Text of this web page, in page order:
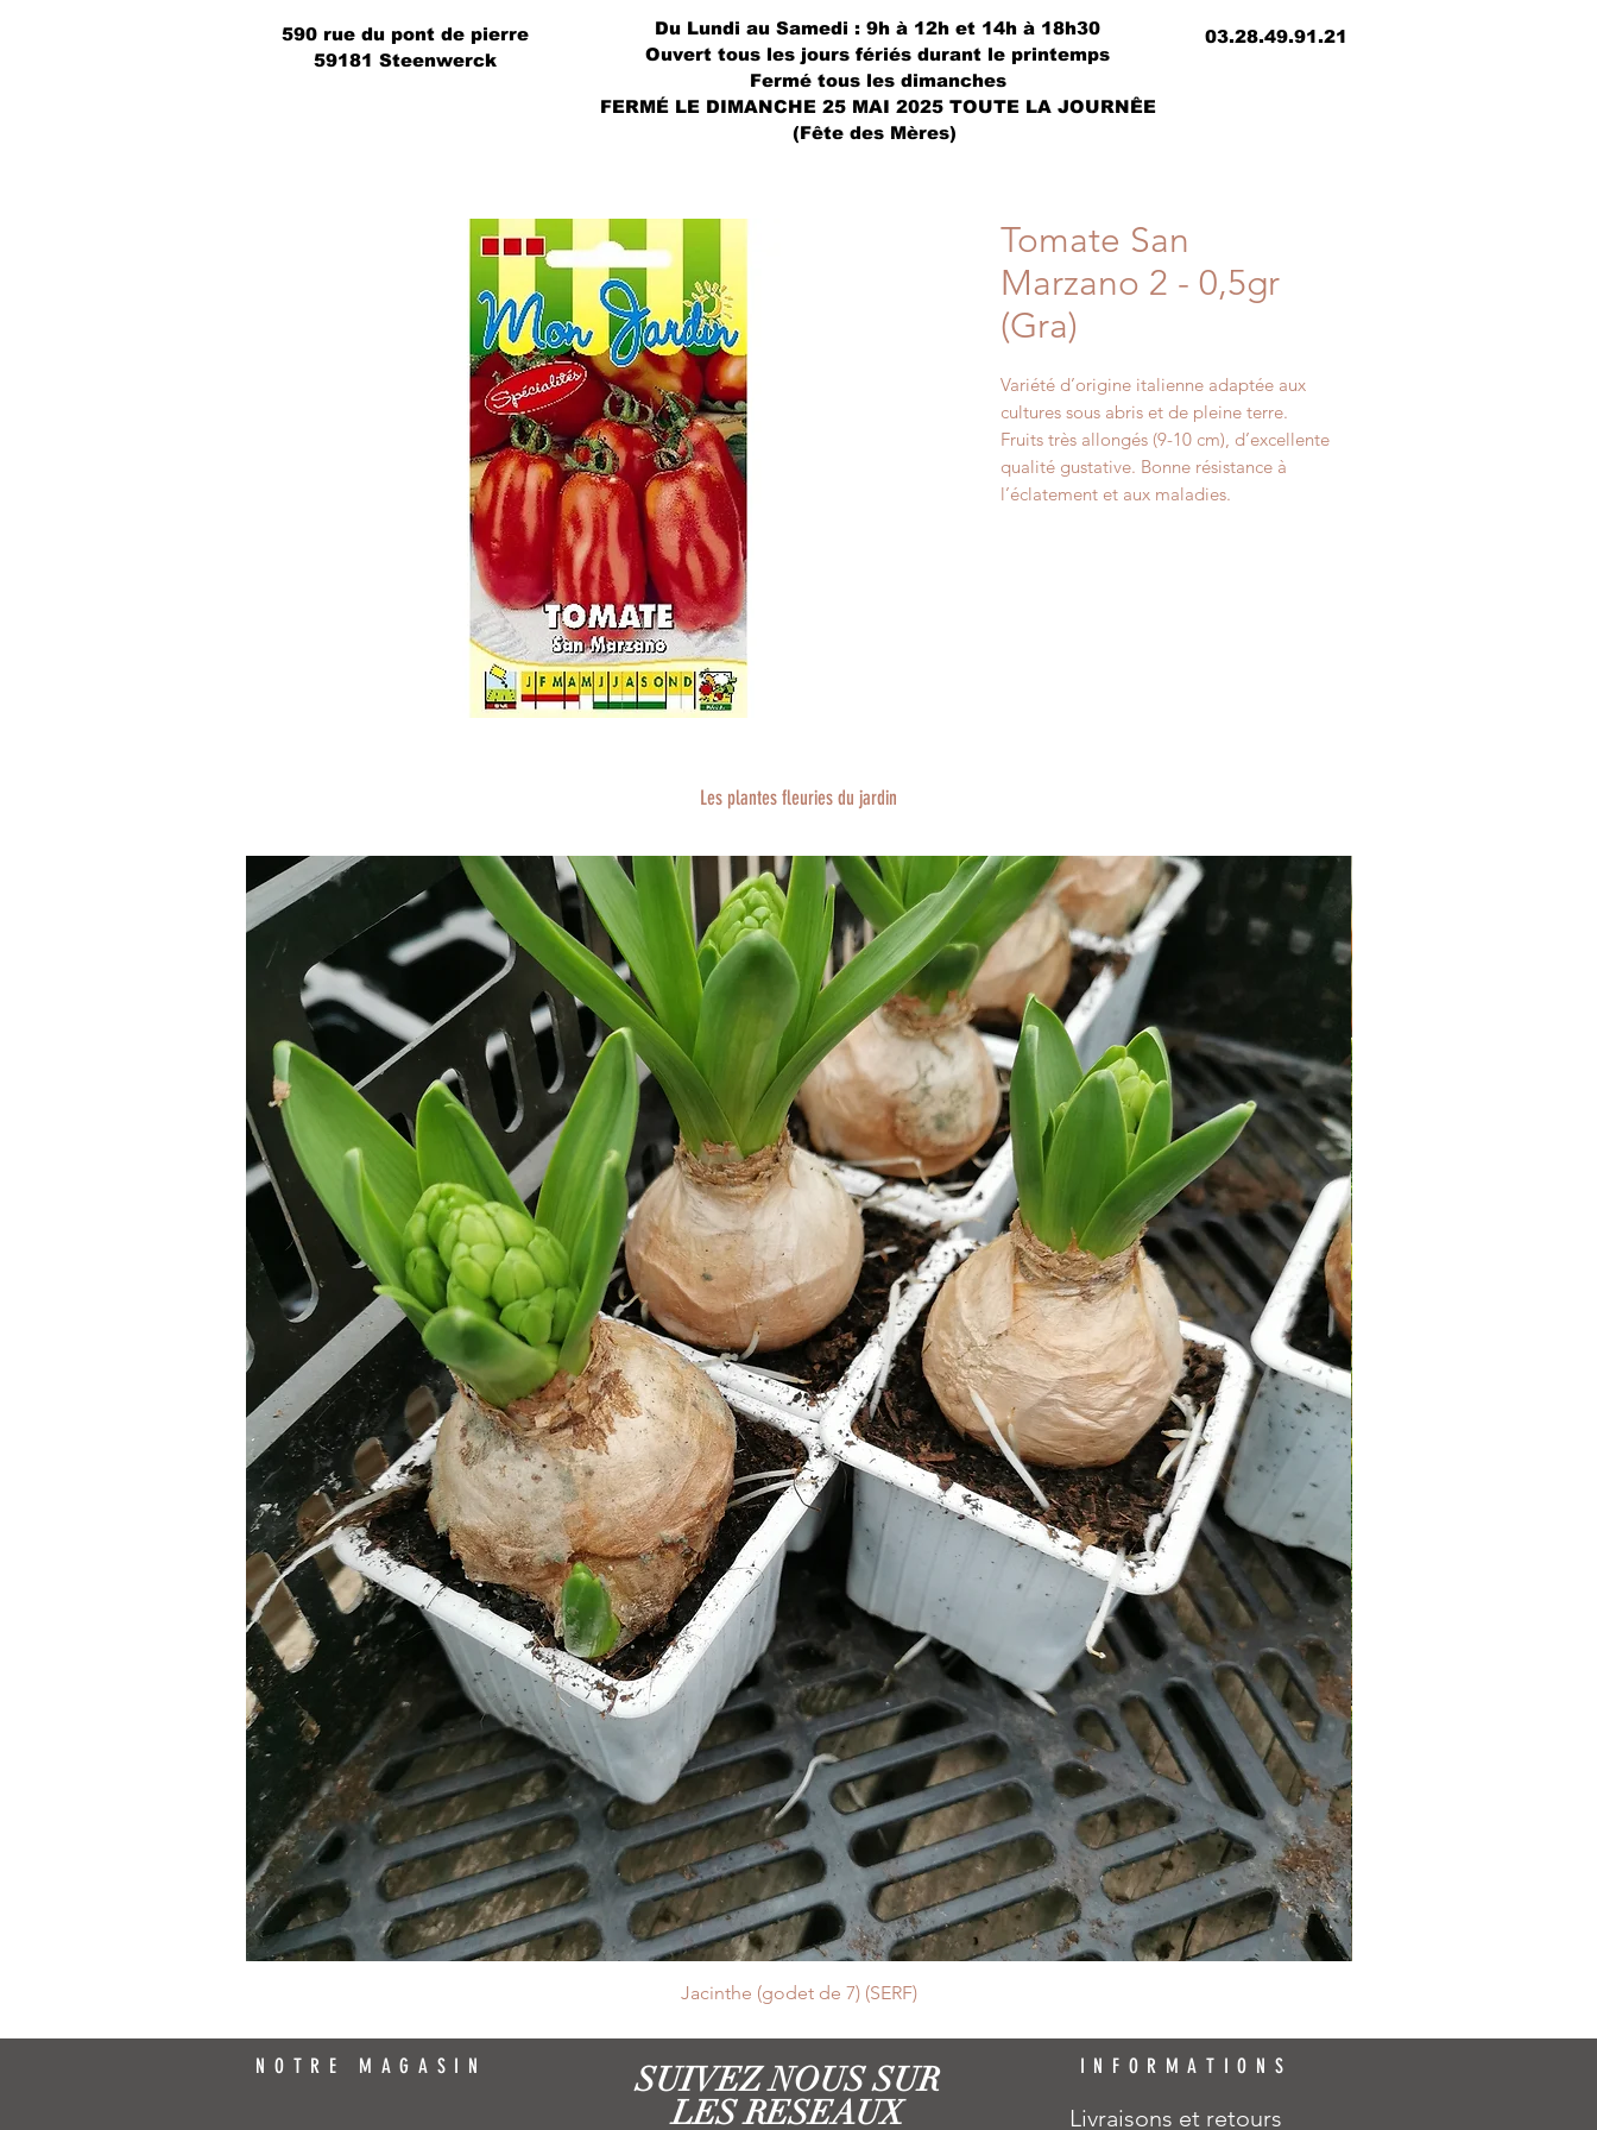
590 rue du pont de pierre
59181 Steenwerck
Du Lundi au Samedi : 9h à 12h et 14h à 18h30
Ouvert tous les jours fériés durant le printemps
Fermé tous les dimanches
FERMÉ LE DIMANCHE 25 MAI 2025 TOUTE LA JOURNÊE
(Fête des Mères)
03.28.49.91.21
Tomate San
Marzano 2 - 0,5gr
(Gra)
Variété d’origine italienne adaptée aux
cultures sous abris et de pleine terre.
Fruits très allongés (9-10 cm), d’excellente
qualité gustative. Bonne résistance à
l’éclatement et aux maladies.
Les plantes fleuries du jardin
Jacinthe (godet de 7) (SERF)
NOTRE MAGASIN
SUIVEZ NOUS SUR
LES RESEAUX
INFORMATIONS
Livraisons et retours